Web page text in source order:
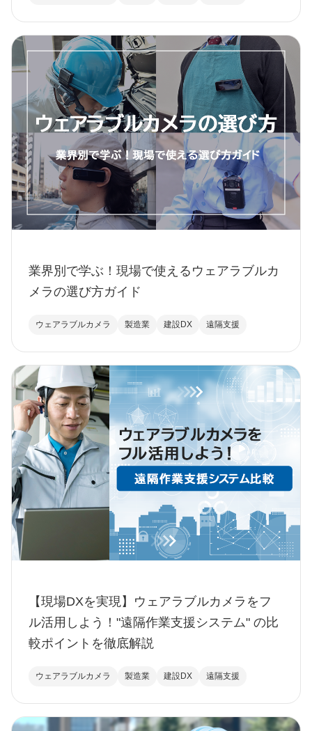
業界別で学ぶ！現場で使えるウェアラブルカ
メラの選び方ガイド
ウェアラブルカメラ 製造業 建設DX 遠隔支援
【現場DXを実現】ウェアラブルカメラをフ
ル活用しよう！"遠隔作業支援システム" の比
較ポイントを徹底解説
ウェアラブルカメラ 製造業 建設DX 遠隔支援